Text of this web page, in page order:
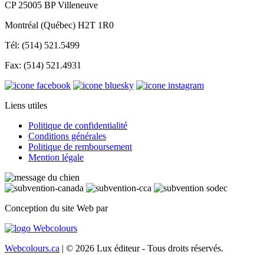
CP 25005 BP Villeneuve
Montréal (Québec) H2T 1R0
Tél: (514) 521.5499
Fax: (514) 521.4931
Liens utiles
Politique de confidentialité
Conditions générales
Politique de remboursement
Mention légale
Conception du site Web par
Webcolours.ca | © 2026 Lux éditeur - Tous droits réservés.